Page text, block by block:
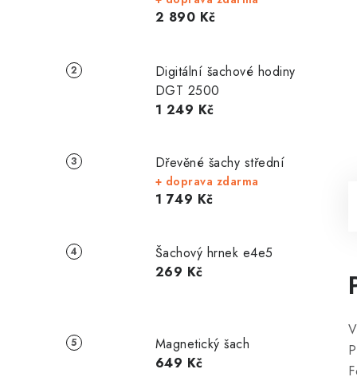
2 890 Kč
Digitální šachové hodiny
DGT 2500
1 249 Kč
Dřevěné šachy střední
+ doprava zdarma
1 749 Kč
Šachový hrnek e4e5
269 Kč
Magnetický šach
649 Kč